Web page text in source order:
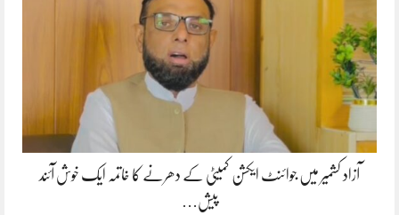
آزاد کشمیر میں جوائنٹ ایکشن کمیٹی کے دھرنے کا خاتمہ ایک خوش آئند
پیش…